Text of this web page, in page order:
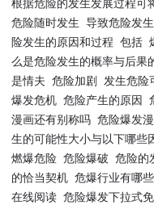
根据危险的发生发展过程可
危险随时发生 导致危险发
险发生的原因和过程 包括
么是危险发生的概率与后果
是情夫 危险加剧 发生危险
爆发危机 危险产生的原因
漫画还有别称吗 危险爆发
生的可能性大小与以下哪些
燃爆危险 危险爆破 危险的
的恰当契机 危爆行业有哪些
在线阅读 危险爆发下拉式